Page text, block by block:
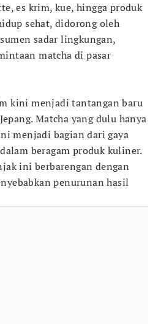
es krim, kue, hingga produk
sehat, didorong oleh
sadar lingkungan,
matcha di pasar
kini menjadi tantangan baru
Matcha yang dulu hanya
menjadi bagian dari gaya
beragam produk kuliner.
ini berbarengan dengan
penurunan hasil